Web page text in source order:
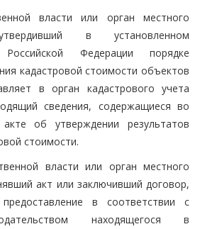
власти или орган местного
в установленном
Российской Федерации порядке
кадастровой стоимости объектов
в орган кадастрового учета
сведения, содержащиеся во
об утверждении результатов
стоимости.
власти или орган местного
акт или заключивший договор,
в соответствии с
находящегося в